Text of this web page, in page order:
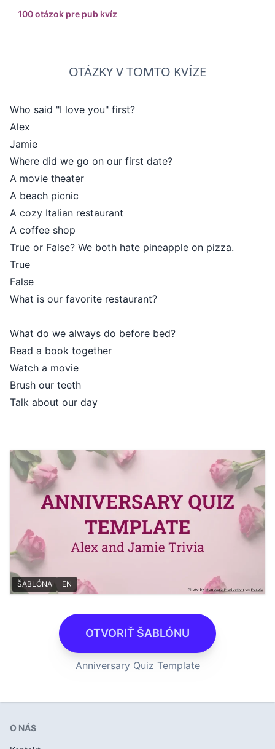
100 otázok pre pub kvíz
OTÁZKY V TOMTO KVÍZE
Who said "I love you" first?
Alex
Jamie
Where did we go on our first date?
A movie theater
A beach picnic
A cozy Italian restaurant
A coffee shop
True or False? We both hate pineapple on pizza.
True
False
What is our favorite restaurant?
What do we always do before bed?
Read a book together
Watch a movie
Brush our teeth
Talk about our day
ŠABLÓNA EN
OTVORIŤ ŠABLÓNU
Anniversary Quiz Template
O NÁS